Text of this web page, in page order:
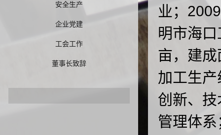
安全生产
企业党建
工会工作
董事长致辞
业；
明市海
亩，建
加工生
创新、
管理体系